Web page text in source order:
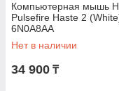
Компьютерная мышь
Pulsefire Haste 2
6N0A8AA
Нет в наличии
34 900 ₸